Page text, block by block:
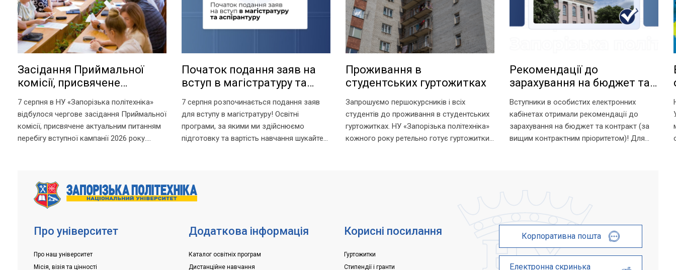
Засідання Приймальної
комісії, присвячене
актуальним питанням
перебігу вступної кампанії
2026 року
7 серпня в НУ «Запорізька політехніка»
відбулося чергове засідання Приймальної
комісії, присвячене актуальним питанням
перебігу вступної кампанії 2026 року.
зусиль, щоб...
Початок подання заяв на
вступ в магістратуру та
аспірантуру
7 серпня розпочинається подання заяв
для вступу в магістратуру! Освітні
програми, за якими ми здійснюємо
підготовку та вартість навчання шукайте
складання вступних іспитів в університеті,
заплановано проведення...
Проживання в
студентських гуртожитках
Запрошуємо першокурсників і всіх
студентів до проживання в студентських
гуртожитках. НУ «Запорізька політехніка»
кожного року ретельно готує гуртожитки
Рекомендації до
зарахування на бюджет та
контракт
Вступники в особистих електронних
кабінетах отримали рекомендації до
зарахування на бюджет та контракт (за
вищим контрактним пріоритетом)! Для
Про університет
Про наш університет
Місія, візія та цінності
Додаткова інформація
Каталог освітніх програм
Дистанційне навчання
Корисні посилання
Гуртожитки
Стипендії і гранти
Корпоративна пошта
Електронна скринька